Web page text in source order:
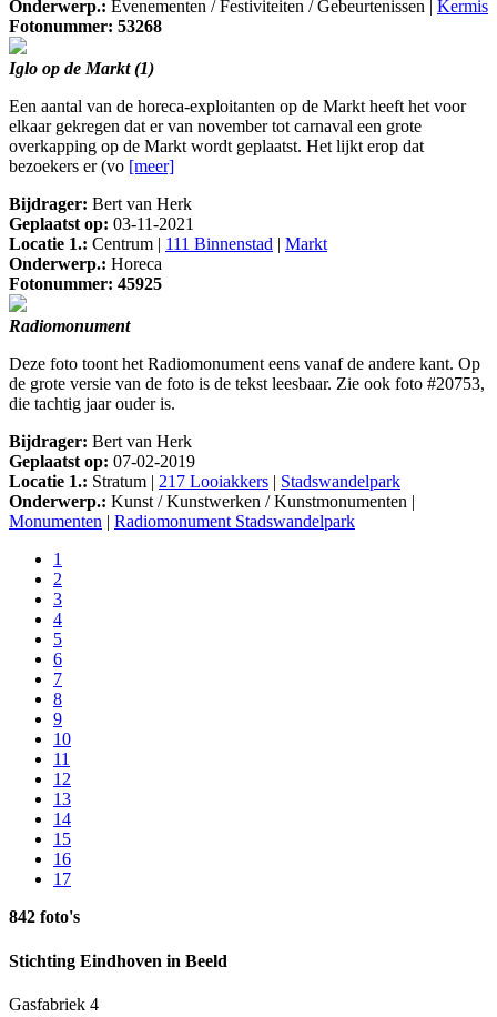
Onderwerp.: Evenementen / Festiviteiten / Gebeurtenissen | Kermis
Fotonummer: 53268
Iglo op de Markt (1)
Een aantal van de horeca-exploitanten op de Markt heeft het voor
elkaar gekregen dat er van november tot carnaval een grote
overkapping op de Markt wordt geplaatst. Het lijkt erop dat
bezoekers er (vo [meer]
Bijdrager: Bert van Herk
Geplaatst op: 03-11-2021
Locatie 1.: Centrum | 111 Binnenstad | Markt
Onderwerp.: Horeca
Fotonummer: 45925
Radiomonument
Deze foto toont het Radiomonument eens vanaf de andere kant. Op
de grote versie van de foto is de tekst leesbaar. Zie ook foto #20753,
die tachtig jaar ouder is.
Bijdrager: Bert van Herk
Geplaatst op: 07-02-2019
Locatie 1.: Stratum | 217 Looiakkers | Stadswandelpark
Onderwerp.: Kunst / Kunstwerken / Kunstmonumenten |
Monumenten | Radiomonument Stadswandelpark
1
2
3
4
5
6
7
8
9
10
11
12
13
14
15
16
17
842 foto's
Stichting Eindhoven in Beeld
Gasfabriek 4